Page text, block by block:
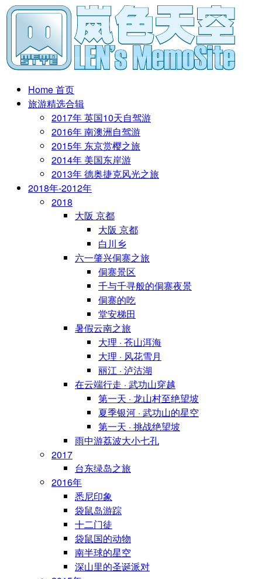
Home 首页
旅游精选合辑
2017年 英国10天自驾游
2016年 南澳洲自驾游
2015年 东京赏樱之旅
2014年 美国东岸游
2013年 德奥捷克风光之旅
2018年-2012年
2018
大阪 京都
大阪 京都
白川乡
六一肇兴侗寨之旅
侗寨景区
千与千寻般的侗寨夜景
侗寨的吃
堂安梯田
暑假云南之旅
大理 · 苍山洱海
大理 · 风花雪月
丽江 · 泸沽湖
在云端行走 · 武功山穿越
第一天 · 龙山村至绝望坡
夏季银河 · 武功山的星空
第一天 · 挑战绝望坡
雨中游荔波大小七孔
2017
台东绿岛之旅
2016年
悉尼印象
袋鼠岛游踪
十二门徒
袋鼠国的动物
南半球的星空
深山里的圣诞派对